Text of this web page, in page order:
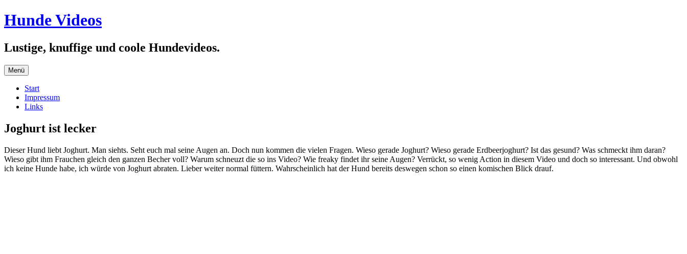
Zum
Inhalt
Hunde Videos
Lustige, knuffige und coole Hundevideos.
Menü
Start
Impressum
Links
Joghurt ist lecker
Dieser Hund liebt Joghurt. Man siehts. Seht euch mal seine Augen an. Doch nun kommen die vielen Fragen. Wieso gerade Joghurt? Wieso gerade Erdbeerjoghurt? Ist das gesund? Was schmeckt ihm daran?
Wieso gibt ihm Frauchen gleich den ganzen Becher voll? Warum schneuzt die so ins Video? Wie freaky findet ihr seine Augen? Verrückt, so wenig Action in diesem Video und doch so interessant. Und obwohl
ich keine Hunde habe, ich würde von Joghurt abraten. Lieber weiter normal füttern. Wahrscheinlich hat der Hund bereits deswegen schon so einen komischen Blick drauf.